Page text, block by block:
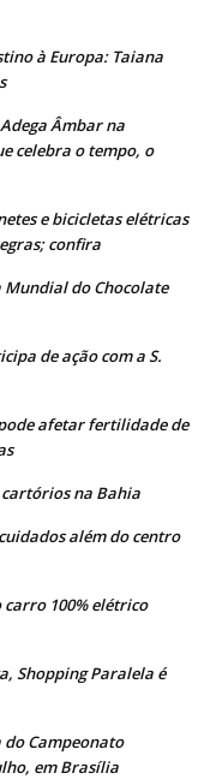
à Europa: Taiana
Âmbar na
celebra o tempo, o
e bicicletas elétricas
confira
Mundial do Chocolate
de ação com a S.
afetar fertilidade de
cartórios na Bahia
além do centro
100% elétrico
Shopping Paralela é
Campeonato
em Brasília